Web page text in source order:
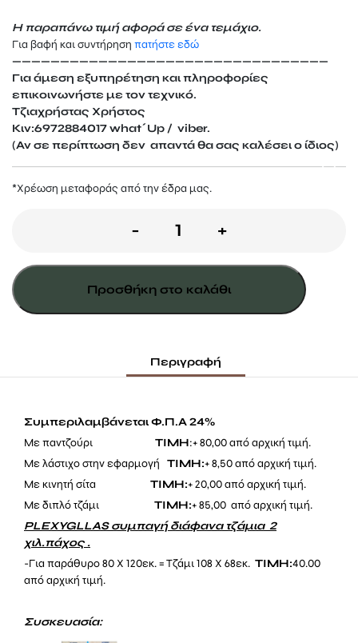
Η παραπάνω τιμή αφορά σε ένα τεμάχιο.
Για βαφή και συντήρηση πατήστε εδώ
—————————————————————————————————
Για άμεση εξυπηρέτηση και πληροφορίες
επικοινωνήστε με τον τεχνικό.
Τζιαχρήστας Χρήστος
Κιν:6972884017 what΄Up / viber.
(Αν σε περίπτωση δεν απαντά θα σας καλέσει ο ίδιος)
*Xρέωση μεταφοράς από την έδρα μας.
-
Παράθυρο
80Χ120
εκ.
+
Προσθήκη στο καλάθι
Περιγραφή
Συμπεριλαμβάνεται Φ.Π.Α 24%
Με παντζούρι ΤΙΜΗ:+ 80,00 από αρχική τιμή.
Με λάστιχο στην εφαρμογή ΤΙΜΗ:+ 8,50 από αρχική τιμή.
Με κινητή σίτα
ΤΙΜΗ:+ 20,00 από αρχική τιμή.
Με διπλό τζάμι ΤΙΜΗ:+ 85,00 από αρχική τιμή.
PLEXYGLLAS συμπαγή διάφανα τζάμια 2
χιλ.πάχος .
-Για παράθυρο 80 Χ 120εκ. = Τζάμι 108 Χ 68εκ. ΤΙΜΗ:40.00
από αρχική τιμή.
Συσκευασία: